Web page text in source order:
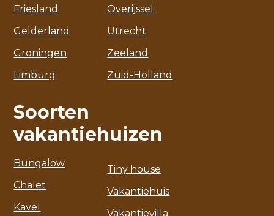
Friesland
Gelderland
Groningen
Limburg
Overijssel
Utrecht
Zeeland
Zuid-Holland
Soorten
vakantiehuizen
Bungalow
Chalet
Kavel
Tiny house
Vakantiehuis
Vakantievilla